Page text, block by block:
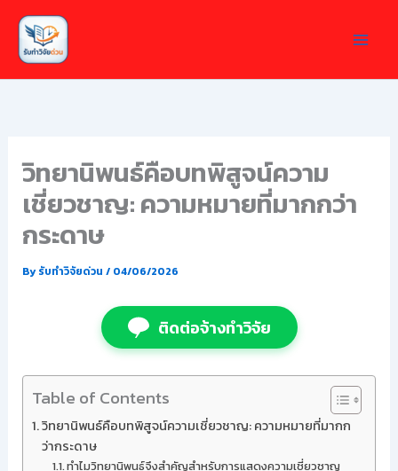
Skip
content
วิทยานิพนธ์คือบทพิสูจน์ความ
เชี่ยวชาญ: ความหมายที่มากกว่า
กระดาษ
Byรับทำวิจัยด่วน / 04/06/2026
ติดต่อจ้างทำวิจัย
Table of Contents
วิทยานิพนธ์คือบทพิสูจน์ความเชี่ยวชาญ: ความหมายที่มากก
ว่ากระดาษ
ทำไมวิทยานิพนธ์จึงสำคัญสำหรับการแสดงความเชี่ยวชาญ